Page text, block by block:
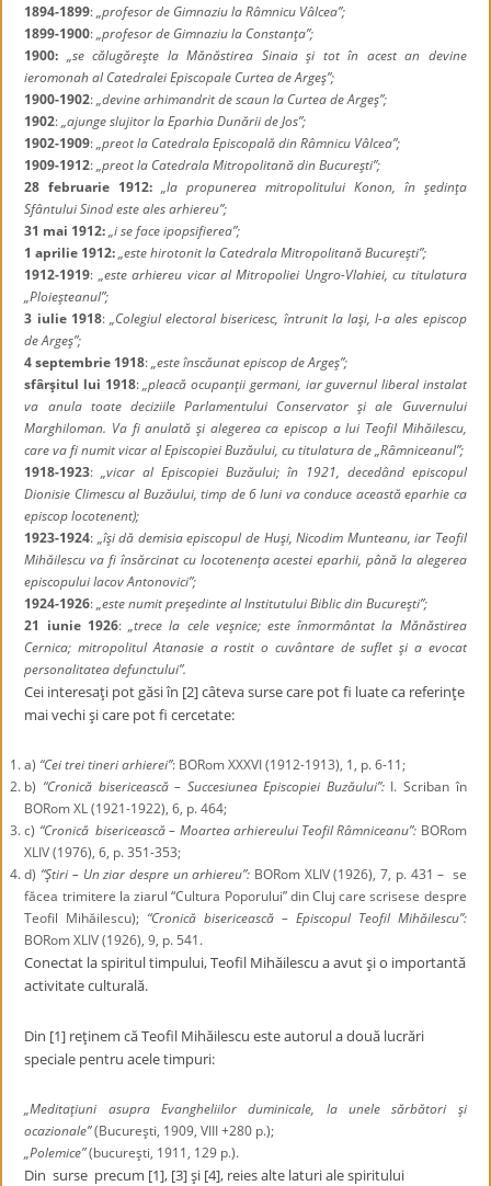
1894-1899:„profesor de Gimnaziu la Râmnicu Vâlcea”;
1899-1900:„profesor de Gimnaziu la Constanţa”;
1900: „se călugăreşte la Mănăstirea Sinaia şi tot în acest an devine
ieromonah al Catedralei Episcopale Curtea de Argeş”;
1900-1902:„devine arhimandrit de scaun la Curtea de Argeş”;
1902:„ajunge slujitor la Eparhia Dunării de Jos”;
1902-1909:„preot la Catedrala Episcopală din Râmnicu Vâlcea”;
1909-1912:„preot la Catedrala Mitropolitană din Bucureşti”;
28 februarie 1912: „la propunerea mitropolitului Konon, în şedinţa
Sfântului Sinod este ales arhiereu”;
31 mai 1912: „i se face ipopsifierea”;
1 aprilie 1912: „este hirotonit la Catedrala Mitropolitană Bucureşti”;
1912-1919: „este arhiereu vicar al Mitropoliei Ungro-Vlahiei, cu titulatura
„Ploieşteanul”;
3 iulie 1918:„Colegiul electoral bisericesc, întrunit la Iaşi, l-a ales episcop
de Argeş”;
4 septembrie 1918:„este înscăunat episcop de Argeş”;
sfârşitul lui 1918:„pleacă ocupanţii germani, iar guvernul liberal instalat
va anula toate deciziile Parlamentului Conservator şi ale Guvernului
Marghiloman. Va fi anulată şi alegerea ca episcop a lui Teofil Mihăilescu,
care va fi numit vicar al Episcopiei Buzăului, cu titulatura de „Râmniceanul”;
1918-1923:„vicar al Episcopiei Buzăului; în 1921, decedând episcopul
Dionisie Climescu al Buzăului, timp de 6 luni va conduce această eparhie ca
episcop locotenent);
1923-1924: „îşi dă demisia episcopul de Huşi, Nicodim Munteanu, iar Teofil
Mihăilescu va fi însărcinat cu locotenenţa acestei eparhii, până la alegerea
episcopului Iacov Antonovici”;
1924-1926:„este numit preşedinte al Institutului Biblic din Bucureşti”;
21 iunie 1926:„trece la cele veşnice; este înmormântat la Mănăstirea
Cernica; mitropolitul Atanasie a rostit o cuvântare de suflet şi a evocat
personalitatea defunctului”.
Cei interesaţi pot găsi în [2] câteva surse care pot fi luate ca referinţe
mai vechi şi care pot fi cercetate:
a) “Cei trei tineri arhierei”: BORom XXXVI (1912-1913), 1, p. 6-11;
b) “Cronică bisericească – Succesiunea Episcopiei Buzăului”: I. Scriban în
BORom XL (1921-1922), 6, p. 464;
c) “Cronică bisericească – Moartea arhiereului Teofil Râmniceanu”: BORom
XLIV (1976), 6, p. 351-353;
d) “Ştiri – Un ziar despre un arhiereu”: BORom XLIV (1926), 7, p. 431 – se
făcea trimitere la ziarul “Cultura Poporului” din Cluj care scrisese despre
Teofil Mihăilescu); “Cronică bisericească – Episcopul Teofil Mihăilescu”:
BORom XLIV (1926), 9, p. 541.
Conectat la spiritul timpului, Teofil Mihăilescu a avut şi o importantă
activitate culturală.
Din [1] reţinem că Teofil Mihăilescu este autorul a două lucrări
speciale pentru acele timpuri:
„Meditaţiuni asupra Evangheliilor duminicale, la unele sărbători şi
ocazionale”(Bucureşti, 1909, VIII +280 p.);
„Polemice”(bucureşti, 1911, 129 p.).
Din surse precum [1], [3] şi [4], reies alte laturi ale spiritului